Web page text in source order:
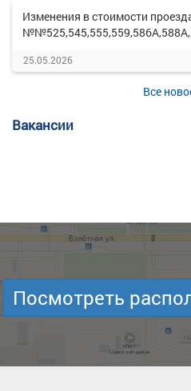
Изменения в стоимости
25.05.2026
Все
Вакансии
Посмотреть